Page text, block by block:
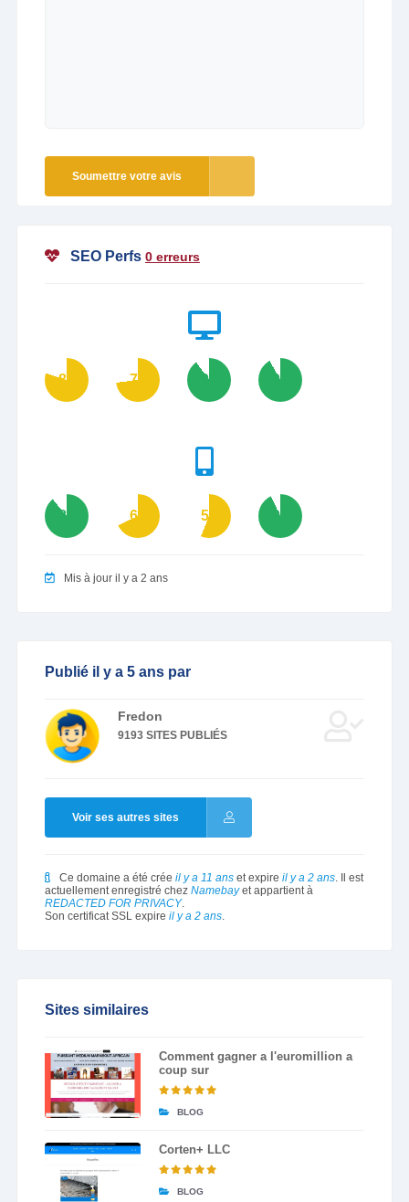
Soumettre votre avis
SEO Perfs 0 erreurs
80 73 90 92
89 68 56 93
Mis à jour il y a 2 ans
Publié il y a 5 ans par
Fredon
9193 SITES PUBLIÉS
Voir ses autres sites
Ce domaine a été crée il y a 11 anset expire il y a 2 ans. Il est
actuellement enregistré chez Namebayet appartient à
REDACTED FOR PRIVACY.
Son certificat SSL expire il y a 2 ans.
Sites similaires
Comment gagner a l'euromillion a
coup sur
BLOG
Corten+ LLC
BLOG